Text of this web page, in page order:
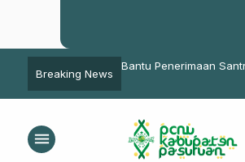
Breaking News
Akhlakul Karimah
Bantu Penerimaan
Pasuruan Gelar Jalan
Bhinneka
menu